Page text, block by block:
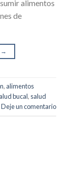
alimentos
de
→
, alimentos
bucal, salud
Deje un comentario